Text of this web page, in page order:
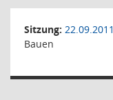
Sitzung: 22.09.2011
Bauen